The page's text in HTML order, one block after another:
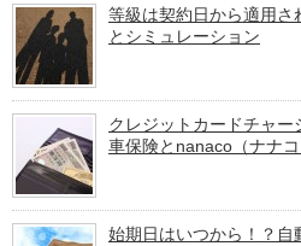
等級は契約日から適用さ
とシミュレーション
クレジットカードチャ
車保険とnanaco（ナナコ
始期日はいつから！？自